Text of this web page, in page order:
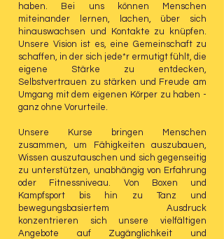
haben. Bei uns können Menschen
miteinander lernen, lachen, über sich
hinauswachsen und Kontakte zu knüpfen.
Unsere Vision ist es, eine Gemeinschaft zu
schaffen, in der sich jede*r ermutigt fühlt, die
eigene Stärke zu entdecken,
Selbstvertrauen zu stärken und Freude am
Umgang mit dem eigenen Körper zu haben -
ganz ohne Vorurteile.
Unsere Kurse bringen Menschen
zusammen, um Fähigkeiten auszubauen,
Wissen auszutauschen und sich gegenseitig
zu unterstützen, unabhängig von Erfahrung
oder Fitnessniveau. Von Boxen und
Kampfsport bis hin zu Tanz und
bewegungsbasiertem Ausdruck
konzentrieren sich unsere vielfältigen
Angebote auf Zugänglichkeit und